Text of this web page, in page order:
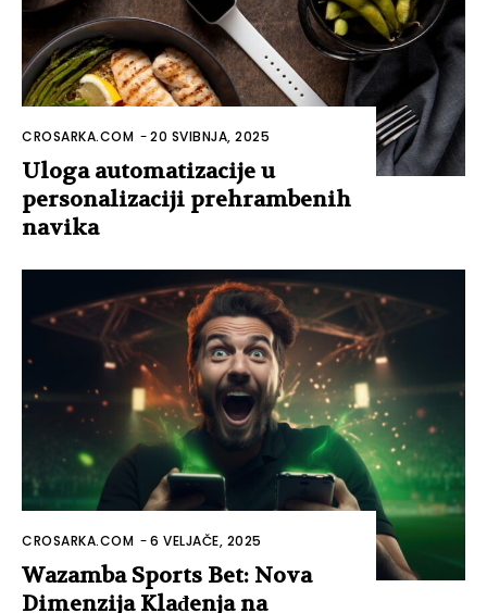
CROSARKA.COM -20 SVIBNJA, 2025
Uloga automatizacije u
personalizaciji prehrambenih
navika
CROSARKA.COM -6 VELJAČE, 2025
Wazamba Sports Bet: Nova
Dimenzija Klađenja na